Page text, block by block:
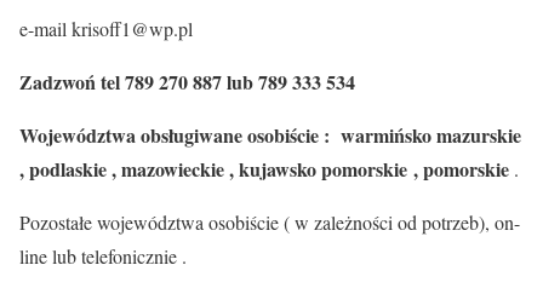
e-mail krisoff1@wp.pl
Zadzwoń tel 789 270 887 lub 789 333 534
Województwa obsługiwane osobiście : warmińsko mazurskie
, podlaskie , mazowieckie , kujawsko pomorskie , pomorskie .
Pozostałe województwa osobiście ( w zależności od potrzeb), on-
line lub telefonicznie .